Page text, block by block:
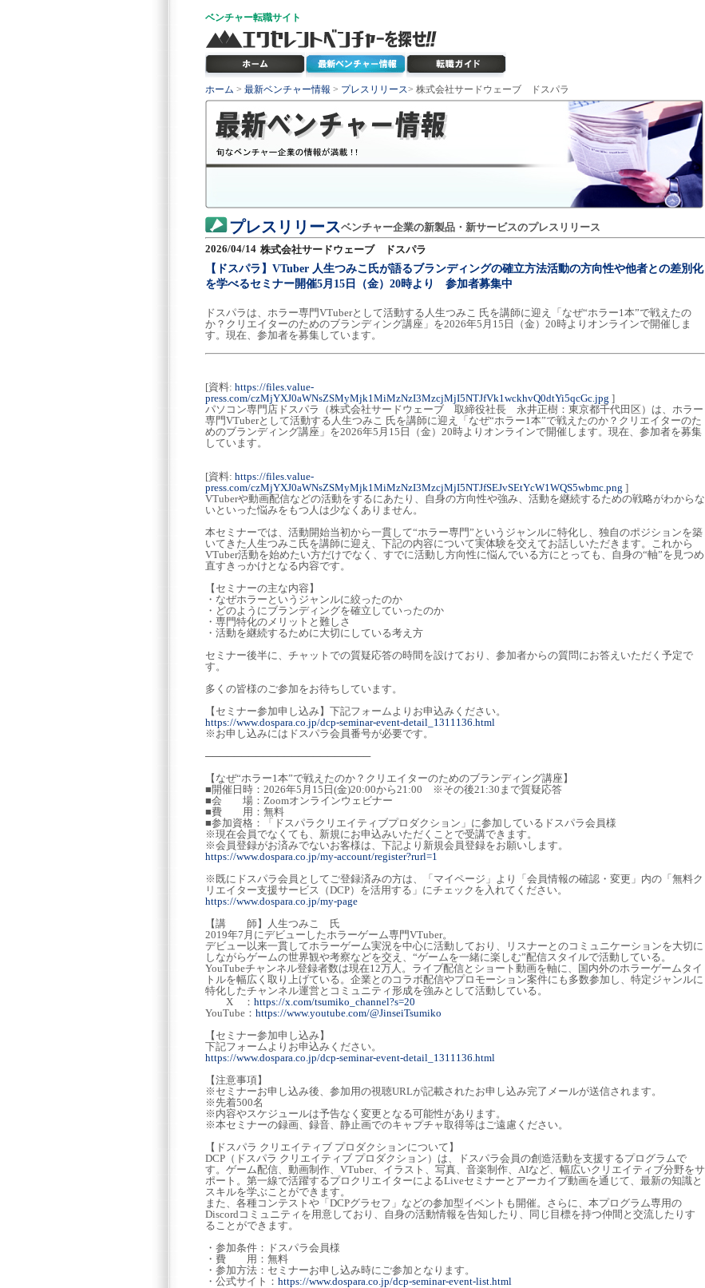
ベンチャー転職サイト
ホーム > 最新ベンチャー情報 > プレスリリース> 株式会社サードウェーブ ドスパラ
プレスリリースベンチャー企業の新製品・新サービスのプレスリリース
2026/04/14 株式会社サードウェーブ ドスパラ
【ドスパラ】VTuber 人生つみこ氏が語るブランディングの確立方法活動の方向性や他者との差別化
を学べるセミナー開催5月15日（金）20時より 参加者募集中
ドスパラは、ホラー専門VTuberとして活動する人生つみこ 氏を講師に迎え「なぜ“ホラー1本”で戦えたの
か？クリエイターのためのブランディング講座」を2026年5月15日（金）20時よりオンラインで開催しま
す。現在、参加者を募集しています。
[資料: https://files.value-
press.com/czMjYXJ0aWNsZSMyMjk1MiMzNzI3MzcjMjI5NTJfVk1wckhvQ0dtYi5qcGc.jpg ]
パソコン専門店ドスパラ（株式会社サードウェーブ 取締役社長 永井正樹：東京都千代田区）は、ホラー
専門VTuberとして活動する人生つみこ 氏を講師に迎え「なぜ“ホラー1本”で戦えたのか？クリエイターのた
めのブランディング講座」を2026年5月15日（金）20時よりオンラインで開催します。現在、参加者を募集
しています。
[資料: https://files.value-
press.com/czMjYXJ0aWNsZSMyMjk1MiMzNzI3MzcjMjI5NTJfSEJvSEtYcW1WQS5wbmc.png ]
VTuberや動画配信などの活動をするにあたり、自身の方向性や強み、活動を継続するための戦略がわからな
いといった悩みをもつ人は少なくありません。
本セミナーでは、活動開始当初から一貫して“ホラー専門”というジャンルに特化し、独自のポジションを築
いてきた人生つみこ氏を講師に迎え、下記の内容について実体験を交えてお話しいただきます。これから
VTuber活動を始めたい方だけでなく、すでに活動し方向性に悩んでいる方にとっても、自身の“軸”を見つめ
直すきっかけとなる内容です。
【セミナーの主な内容】
・なぜホラーというジャンルに絞ったのか
・どのようにブランディングを確立していったのか
・専門特化のメリットと難しさ
・活動を継続するために大切にしている考え方
セミナー後半に、チャットでの質疑応答の時間を設けており、参加者からの質問にお答えいただく予定で
す。
多くの皆様のご参加をお待ちしています。
【セミナー参加申し込み】下記フォームよりお申込みください。
https://www.dospara.co.jp/dcp-seminar-event-detail_1311136.html
※お申し込みにはドスパラ会員番号が必要です。
───────────────────────
【なぜ“ホラー1本”で戦えたのか？クリエイターのためのブランディング講座】
■開催日時：2026年5月15日(金)20:00から21:00 ※その後21:30まで質疑応答
■会 場：Zoomオンラインウェビナー
■費 用：無料
■参加資格：「ドスパラクリエイティブプロダクション」に参加しているドスパラ会員様
※現在会員でなくても、新規にお申込みいただくことで受講できます。
※会員登録がお済みでないお客様は、下記より新規会員登録をお願いします。
https://www.dospara.co.jp/my-account/register?rurl=1
※既にドスパラ会員としてご登録済みの方は、「マイページ」より「会員情報の確認・変更」内の「無料ク
リエイター支援サービス（DCP）を活用する」にチェックを入れてください。
https://www.dospara.co.jp/my-page
【講 師】人生つみこ 氏
2019年7月にデビューしたホラーゲーム専門VTuber。
デビュー以来一貫してホラーゲーム実況を中心に活動しており、リスナーとのコミュニケーションを大切に
しながらゲームの世界観や考察などを交え、“ゲームを一緒に楽しむ”配信スタイルで活動している。
YouTubeチャンネル登録者数は現在12万人。ライブ配信とショート動画を軸に、国内外のホラーゲームタイ
トルを幅広く取り上げている。企業とのコラボ配信やプロモーション案件にも多数参加し、特定ジャンルに
特化したチャンネル運営とコミュニティ形成を強みとして活動している。
X ： https://x.com/tsumiko_channel?s=20
YouTube： https://www.youtube.com/@JinseiTsumiko
【セミナー参加申し込み】
下記フォームよりお申込みください。
https://www.dospara.co.jp/dcp-seminar-event-detail_1311136.html
【注意事項】
※セミナーお申し込み後、参加用の視聴URLが記載されたお申し込み完了メールが送信されます。
※先着500名
※内容やスケジュールは予告なく変更となる可能性があります。
※本セミナーの録画、録音、静止画でのキャプチャ取得等はご遠慮ください。
【ドスパラ クリエイティブ プロダクションについて】
DCP（ドスパラ クリエイティブ プロダクション）は、ドスパラ会員の創造活動を支援するプログラムで
す。ゲーム配信、動画制作、VTuber、イラスト、写真、音楽制作、AIなど、幅広いクリエイティブ分野をサ
ポート。第一線で活躍するプロクリエイターによるLiveセミナーとアーカイブ動画を通じて、最新の知識と
スキルを学ぶことができます。
また、各種コンテストや「DCPグラセフ」などの参加型イベントも開催。さらに、本プログラム専用の
Discordコミュニティを用意しており、自身の活動情報を告知したり、同じ目標を持つ仲間と交流したりす
ることができます。
・参加条件：ドスパラ会員様
・費 用：無料
・参加方法：セミナーお申し込み時にご参加となります。
・公式サイト： https://www.dospara.co.jp/dcp-seminar-event-list.html